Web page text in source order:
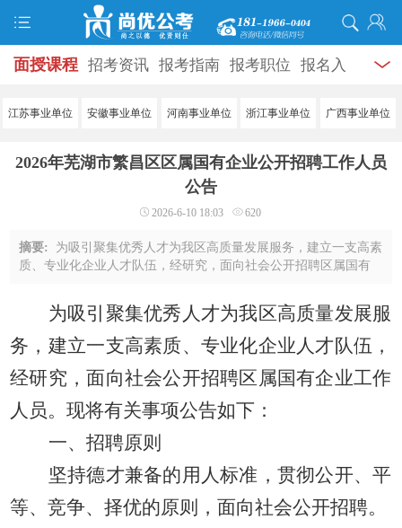
面授课程 招考资讯 报考指南 报考职位 报名入
口 打准考证 成绩查询 面试公告 录用公示 辅导
学员风采 名师团队
江苏事业单位 安徽事业单位 河南事业单位 浙江事业单位 广西事业单位
2026年芜湖市繁昌区区属国有企业公开招聘工作人员
公告
2026-6-10 18:03 620
摘要: 为吸引聚集优秀人才为我区高质量发展服务，建立一支高素
质、专业化企业人才队伍，经研究，面向社会公开招聘区属国有
兼备的用人标准，贯彻公开、平等、竞争 ...
为吸引聚集优秀人才为我区高质量发展服
务，建立一支高素质、专业化企业人才队伍，
经研究，面向社会公开招聘区属国有企业工作
人员。现将有关事项公告如下：
一、招聘原则
坚持德才兼备的用人标准，贯彻公开、平
等、竞争、择优的原则，面向社会公开招聘。